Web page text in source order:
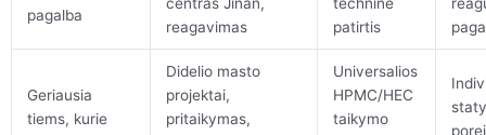
pagalba
centras Jinan,
reagavimas
techninė
patirtis
Geriausia
tiems, kurie
Didelio masto
projektai,
pritaikymas,
Universalios
HPMC/HEC
taikymo